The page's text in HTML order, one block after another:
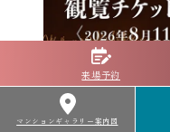
マンションギャラリー案内図
来場予約